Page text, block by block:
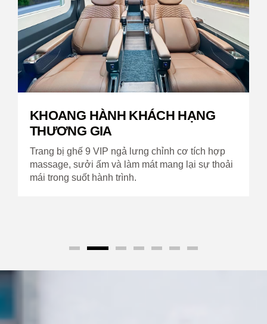
KHOANG HÀNH KHÁCH HẠNG
THƯƠNG GIA
Trang bị ghế 9 VIP ngả lưng chỉnh cơ tích hợp
massage, sưởi ấm và làm mát mang lại sự thoải
mái trong suốt hành trình.